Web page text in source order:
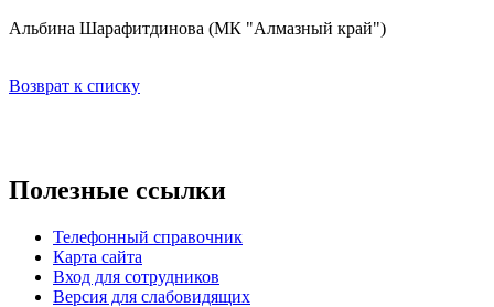
Альбина Шарафитдинова (МК "Алмазный край")
Возврат к списку
Полезные ссылки
Телефонный справочник
Карта сайта
Вход для сотрудников
Версия для слабовидящих